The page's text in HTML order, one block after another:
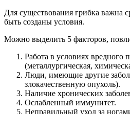
Для существования грибка важна
быть созданы условия.
Можно выделить 5 факторов,
Работа в условиях вредного
(металлургическая,
Люди, имеющие другие
злокачественную опухоль).
Наличие хронических
Ослабленный иммунитет.
Неправильный уход за